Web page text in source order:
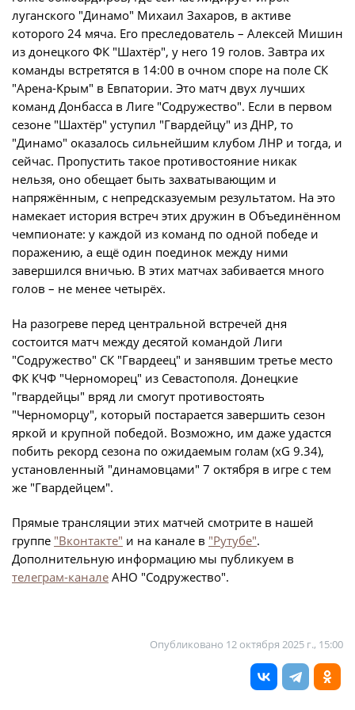
Дисквалификации
Новости
О турнире
Кубок Объединенного Чемпионата по
футболу "Содружество"
Календарь и результаты матчей
Турнирные таблицы
Статистика
Команды
Игроки
Дисквалификации
Новости
О турнире
Турнир Объединенного чемпионата по
футболу "Содружество" среди юношей
Календарь и результаты матчей
Турнирная таблица
Юрист
Бухгалтерия
Служба безопасности
Пресс-служба
Отдел информационных технологий
Комитеты
Спортивный комитет
Инспекторско-судейский комитет
Контрольно-дисциплинарный комитет
Документы
Учредительные документы
Регламентирующие документы
Опубликовано 12 октября 2025 г., 15:00
луганского "Динамо" Михаил Захаров, в активе
которого 24 мяча. Его преследователь – Алексей Мишин
из донецкого ФК "Шахтёр", у него 19 голов. Завтра их
команды встретятся в 14:00 в очном споре на поле СК
"Арена-Крым" в Евпатории. Это матч двух лучших
команд Донбасса в Лиге "Содружество". Если в первом
сезоне "Шахтёр" уступил "Гвардейцу" из ДНР, то
"Динамо" оказалось сильнейшим клубом ЛНР и тогда, и
сейчас. Пропустить такое противостояние никак
нельзя, оно обещает быть захватывающим и
напряжённым, с непредсказуемым результатом. На это
намекает история встреч этих дружин в Объединённом
чемпионате: у каждой из команд по одной победе и
поражению, а ещё один поединок между ними
завершился вничью. В этих матчах забивается много
голов – не менее четырёх.
На разогреве перед центральной встречей дня
состоится матч между десятой командой Лиги
"Содружество" СК "Гвардеец" и занявшим третье место
ФК КЧФ "Черноморец" из Севастополя. Донецкие
"гвардейцы" вряд ли смогут противостоять
"Черноморцу", который постарается завершить сезон
яркой и крупной победой. Возможно, им даже удастся
побить рекорд сезона по ожидаемым голам (xG 9.34),
установленный "динамовцами" 7 октября в игре с тем
же "Гвардейцем".
Прямые трансляции этих матчей смотрите в нашей
группе "Вконтакте" и на канале в "Рутубе".
Дополнительную информацию мы публикуем в
телеграм-каналеАНО "Содружество".